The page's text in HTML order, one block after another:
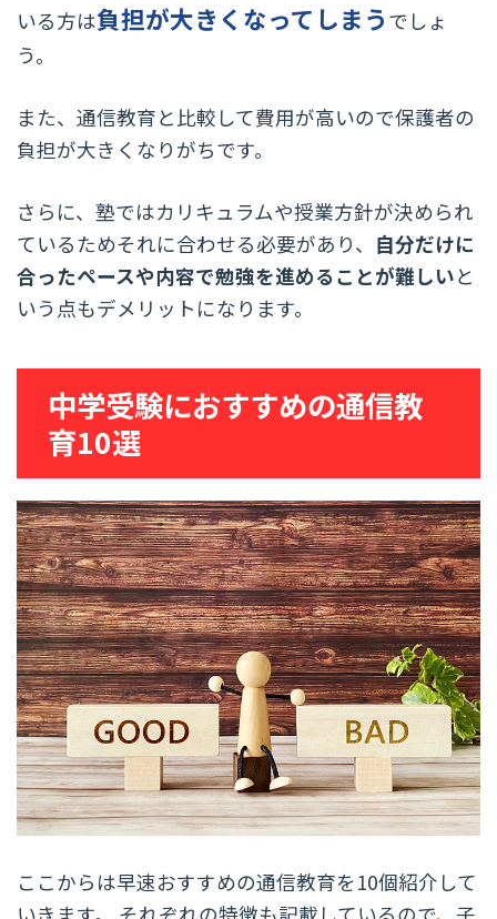
いる方は負担が大きくなってしまう でしょ
う。
また、通信教育と比較して費用が高いので保護者の
負担が大きくなりがちです。
さらに、塾ではカリキュラムや授業方針が決められ
ているためそれに合わせる必要があり、 自分だけに
合ったペースや内容で勉強を進めることが難しいと
いう点もデメリットになります。
中学受験におすすめの通信教
育10選
ここからは早速おすすめの通信教育を10個紹介して